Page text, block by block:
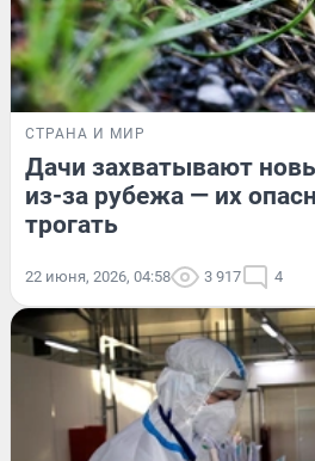
СТРАНА И МИР
Дачи захватывают
из-за рубежа — их
трогать
22 июня, 2026, 04:58 3 917 4